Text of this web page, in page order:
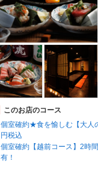
このお店のコース
個室確約★食を愉しむ【大人
円税込
個室確約【越前コース】2時
有！